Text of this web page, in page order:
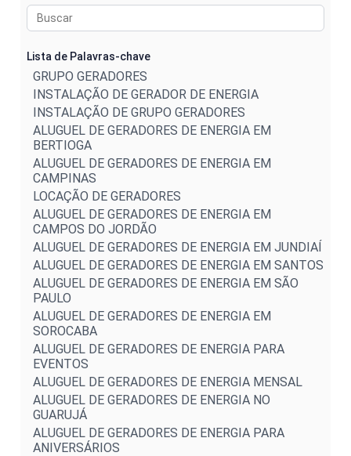
Lista de Palavras-chave
GRUPO GERADORES
INSTALAÇÃO DE GERADOR DE ENERGIA
INSTALAÇÃO DE GRUPO GERADORES
ALUGUEL DE GERADORES DE ENERGIA EM
BERTIOGA
ALUGUEL DE GERADORES DE ENERGIA EM
CAMPINAS
LOCAÇÃO DE GERADORES
ALUGUEL DE GERADORES DE ENERGIA EM
CAMPOS DO JORDÃO
ALUGUEL DE GERADORES DE ENERGIA EM JUNDIAÍ
ALUGUEL DE GERADORES DE ENERGIA EM SANTOS
ALUGUEL DE GERADORES DE ENERGIA EM SÃO
PAULO
ALUGUEL DE GERADORES DE ENERGIA EM
SOROCABA
ALUGUEL DE GERADORES DE ENERGIA PARA
EVENTOS
ALUGUEL DE GERADORES DE ENERGIA MENSAL
ALUGUEL DE GERADORES DE ENERGIA NO
GUARUJÁ
ALUGUEL DE GERADORES DE ENERGIA PARA
ANIVERSÁRIOS